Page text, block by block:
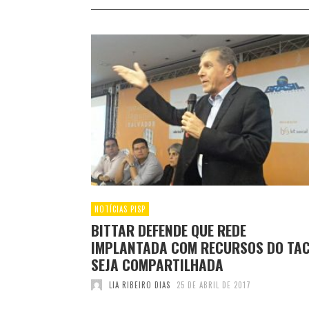
NOTÍCIAS PISP
BITTAR DEFENDE QUE REDE
IMPLANTADA COM RECURSOS DO
SEJA COMPARTILHADA
LIA RIBEIRO DIAS 25 DE ABRIL DE 2017